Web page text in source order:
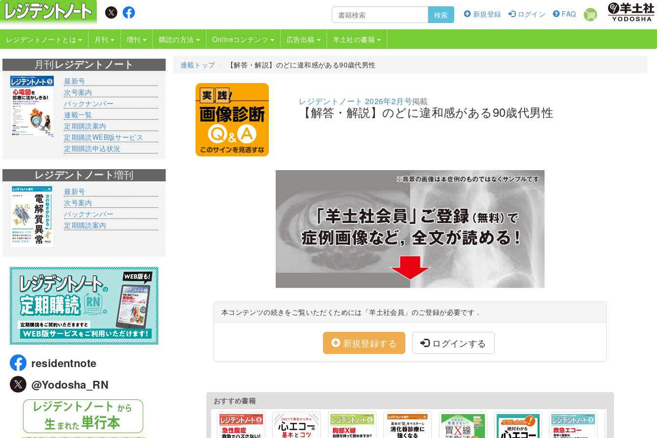
新規登録 ログイン FAQ
検索
レジデントノートとは 月刊 増刊 購読の方法 Onlineコンテンツ 広告出稿 羊土社の書籍
連載トップ 【解答・解説】のどに違和感がある90歳代男性
レジデントノート 2026年2月号掲載
【解答・解説】のどに違和感がある90歳代男性
本コンテンツの続きをご覧いただくためには「羊土社会員」のご登録が必要です．
新規登録する ログインする
おすすめ書籍
月刊 レジデントノート
最新号
次号案内
バックナンバー
連載一覧
定期購読案内
定期購読WEB版サービス
定期購読申込状況
レジデントノート増刊
最新号
次号案内
バックナンバー
定期購読案内
residentnote
@Yodosha_RN